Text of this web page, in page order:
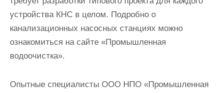
устройства КНС в целом. Подробно о
канализационных насосных станциях можно
ознакомиться на сайте «Промышленная
водоочистка».
Опытные специалисты ООО НПО «Промышленная